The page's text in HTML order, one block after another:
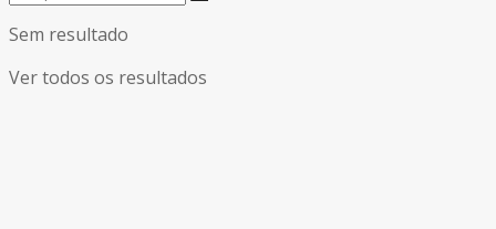
Sem resultado
Ver todos os resultados